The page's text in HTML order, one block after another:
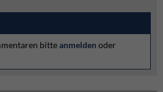
bitteanmelden oder